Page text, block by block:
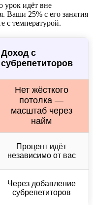
урок идёт вне
Ваши 25% с его занятия
с температурой.
Доход с
субрепетиторов
Нет жёсткого
потолка —
масштаб через
найм
Процент идёт
независимо от вас
Через добавление
субрепетиторов